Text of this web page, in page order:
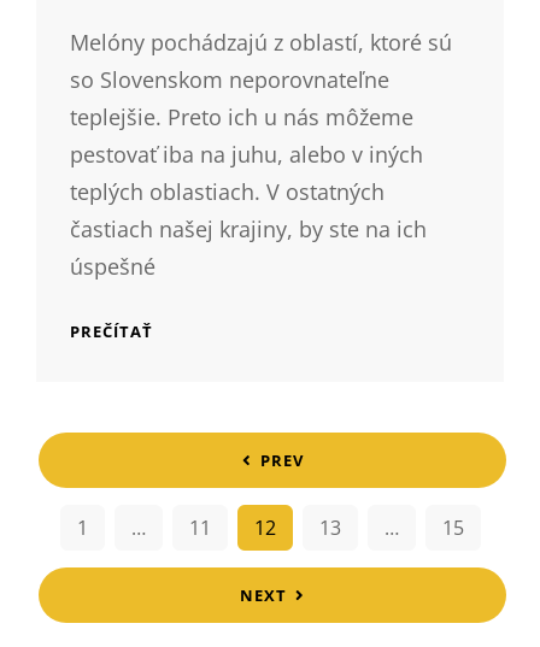
Melóny pochádzajú z oblastí, ktoré sú
so Slovenskom neporovnateľne
teplejšie. Preto ich u nás môžeme
pestovať iba na juhu, alebo v iných
teplých oblastiach. V ostatných
častiach našej krajiny, by ste na ich
úspešné
PREČÍTAŤ
TEKVICOU
<span
class="nav-
subtitle
screen-
PREV
1 … 11 12 13 … 15
NEXT